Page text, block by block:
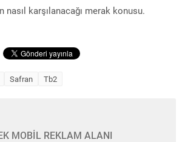
nasıl karşılanacağı merak konusu.
Safran Tb2
MOBİL REKLAM ALANI